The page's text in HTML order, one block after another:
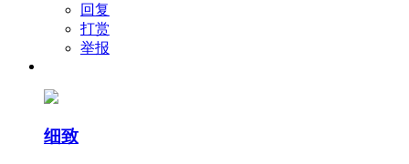
回复
打赏
举报
细致